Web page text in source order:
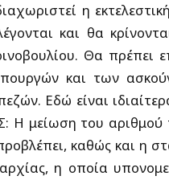
η
και θα
Θα
και των
Εδώ είναι
Η μείωση του
καθώς και η
η οποία